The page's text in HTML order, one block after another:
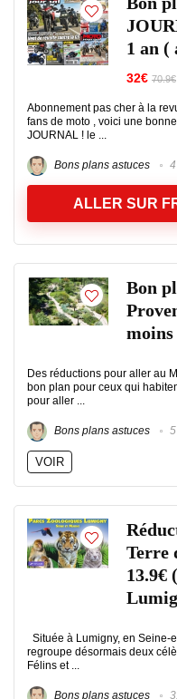
1 an (
32€ 70.9€
Abonnement pas cher à la
fans de moto , voici une
JOURNAL ! le ...
Bons plans astuces
ALLER SUR
Bon
Des réductions pour aller au
bon plan pour ceux qui
pour aller ...
Bons plans astuces
VOIR
Terre
13.9€
Située à Lumigny, en Seine-
regroupe désormais deux
Félins et ...
Bons plans astuces